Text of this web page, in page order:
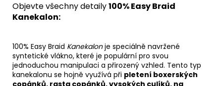
Objevte všechny detaily100% Easy Braid
Kanekalon:
100% Easy Braid Kanekalonje speciálně navržené
syntetické vlákno, které je populární pro svou
jednoduchou manipulaci a přirozený vzhled. Tento typ
kanekalonu se hojně využívá při pletení boxerských